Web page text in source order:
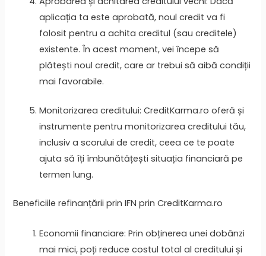
aplicația ta este aprobată, noul credit va fi
folosit pentru a achita creditul (sau creditele)
existente. În acest moment, vei începe să
plătești noul credit, care ar trebui să aibă condiții
mai favorabile.
Monitorizarea creditului: CreditKarma.ro oferă și
instrumente pentru monitorizarea creditului tău,
inclusiv a scorului de credit, ceea ce te poate
ajuta să îți îmbunătățești situația financiară pe
termen lung.
Beneficiile refinanțării prin IFN prin CreditKarma.ro
Economii financiare: Prin obținerea unei dobânzi
mai mici, poți reduce costul total al creditului și